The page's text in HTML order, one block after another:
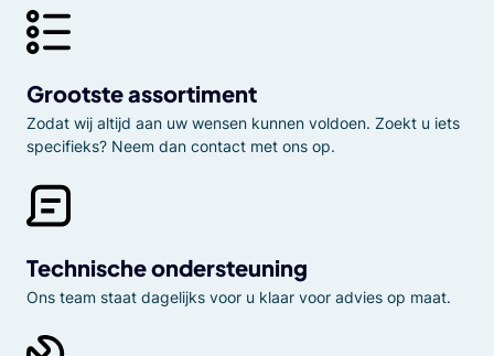
Grootste assortiment
Zodat wij altijd aan uw wensen kunnen voldoen. Zoekt u iets
specifieks? Neem dan contact met ons op.
Technische ondersteuning
Ons team staat dagelijks voor u klaar voor advies op maat.